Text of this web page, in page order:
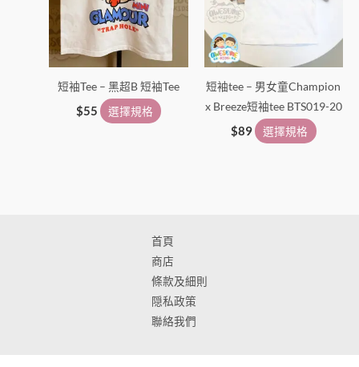
短袖Tee – 黑超B 短袖Tee
$55 選擇規格
擇
項
短袖tee – 男女童Champion
x Breeze短袖tee BTS019-20
$89 選擇規格
擇
項
首頁
商店
條款及細則
隠私政策
聯絡我們